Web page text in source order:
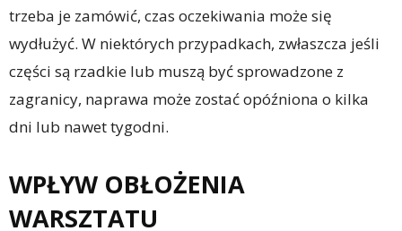
trzeba je zamówić, czas oczekiwania może się
wydłużyć. W niektórych przypadkach, zwłaszcza jeśli
części są rzadkie lub muszą być sprowadzone z
zagranicy, naprawa może zostać opóźniona o kilka
dni lub nawet tygodni.
WPŁYW OBŁOŻENIA
WARSZTATU